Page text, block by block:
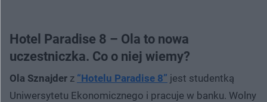
Hotel Paradise 8 – Ola to nowa
uczestniczka. Co o niej wiemy?
Ola Sznajder z “Hotelu Paradise 8” jest studentką
Uniwersytetu Ekonomicznego i pracuje w banku. Wolny